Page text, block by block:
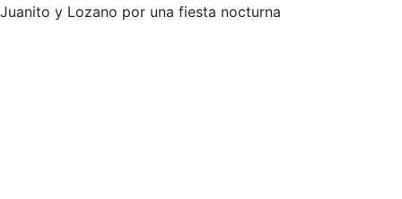
Juanito y Lozano por una fiesta nocturna